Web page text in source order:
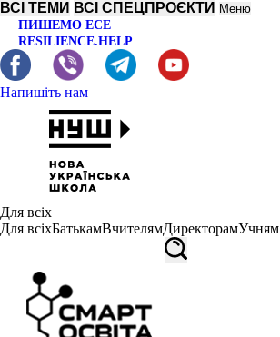
ВСІ ТЕМИ ВСІ СПЕЦПРОЄКТИ Меню
ПИШЕМО ЕСЕ
RESILIENCE.HELP
Напишіть нам
Для всіх
Для всіхБатькамВчителямДиректорамУчням